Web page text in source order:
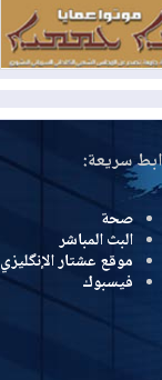
تحذران بغداد:
سيواجه برد
سريعة:
صحة
البث المباشر
موقع عشتار الإنگليزي
فيسبوك